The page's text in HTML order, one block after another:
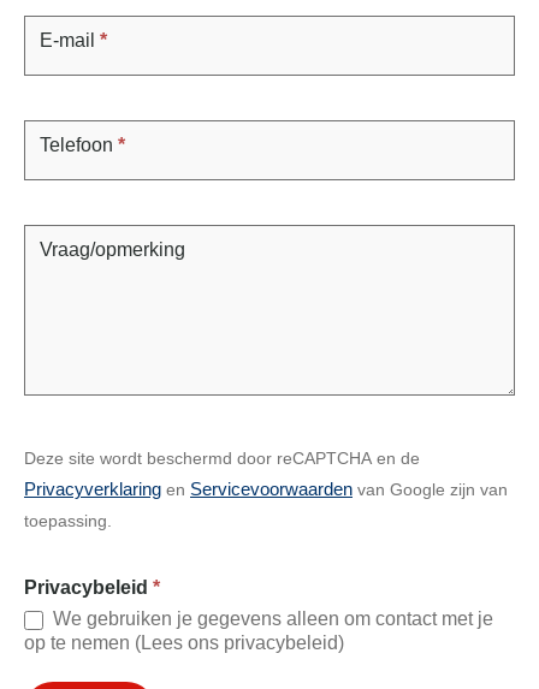
E-mail *
Telefoon *
Vraag/opmerking
Deze site wordt beschermd door reCAPTCHA en de
Privacyverklaring en Servicevoorwaarden van Google zijn van
toepassing.
Privacybeleid *
We gebruiken je gegevens alleen om contact met je
op te nemen (Lees ons privacybeleid)